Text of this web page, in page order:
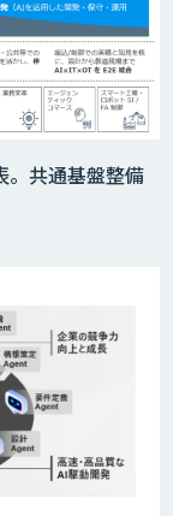
システム
。共通基盤整備